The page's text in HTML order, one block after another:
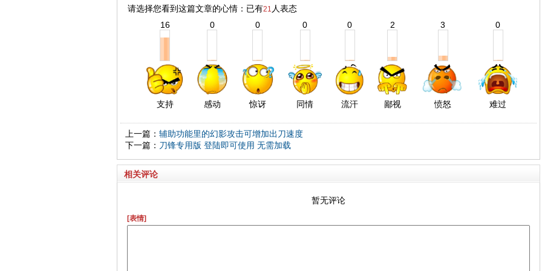
请选择您看到这篇文章的心情：已有21 人表态
16
支持
0
感动
0
惊讶
0
同情
0
流汗
2
鄙视
3
愤怒
0
难过
上一篇： 辅助功能里的幻影攻击可增加出刀速度
下一篇： 刀锋专用版 登陆即可使用 无需加载
相关评论
暂无评论
[表情]